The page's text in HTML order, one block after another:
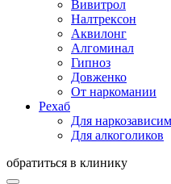
Вивитрол
Налтрексон
Аквилонг
Алгоминал
Гипноз
Довженко
От наркомании
Рехаб
Для
Для алкоголиков
обратиться в клинику